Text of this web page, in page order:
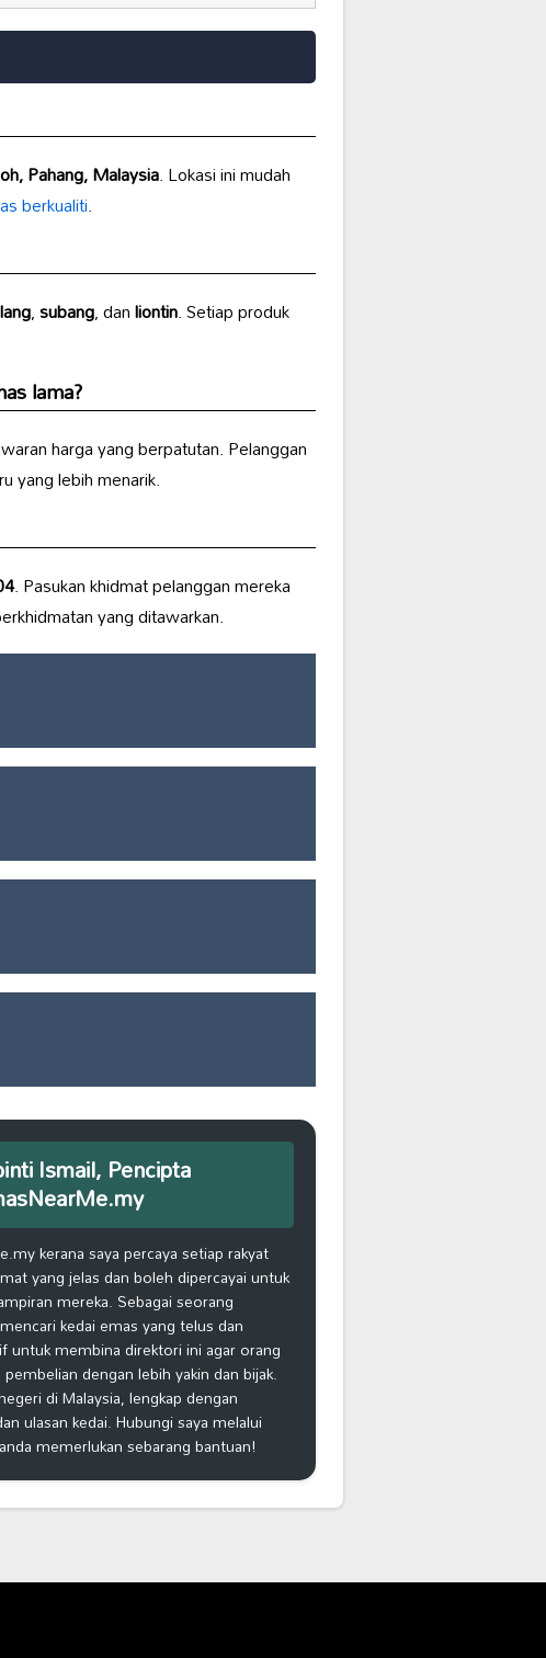
Pahang, Malaysia. Lokasi ini mudah
berkualiti.
,subang, danliontin. Setiap produk
lama?
harga yang berpatutan. Pelanggan
yang lebih menarik.
. Pasukan khidmat pelanggan mereka
yang ditawarkan.
Ismail, Pencipta
kerana saya percaya setiap rakyat
yang jelas dan boleh dipercayai untuk
mereka. Sebagai seorang
kedai emas yang telus dan
untuk membina direktori ini agar orang
dengan lebih yakin dan bijak.
di Malaysia, lengkap dengan
ulasan kedai. Hubungi saya melalui
memerlukan sebarang bantuan!